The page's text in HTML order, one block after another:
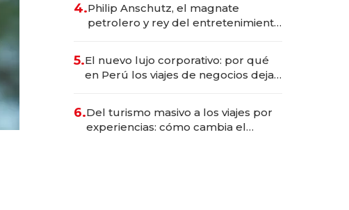
4.Philip Anschutz, el magnate
petrolero y rey del entretenimiento
5.El nuevo lujo corporativo: por qué
en Perú los viajes de negocios dejan
6.Del turismo masivo a los viajes por
experiencias: cómo cambia el